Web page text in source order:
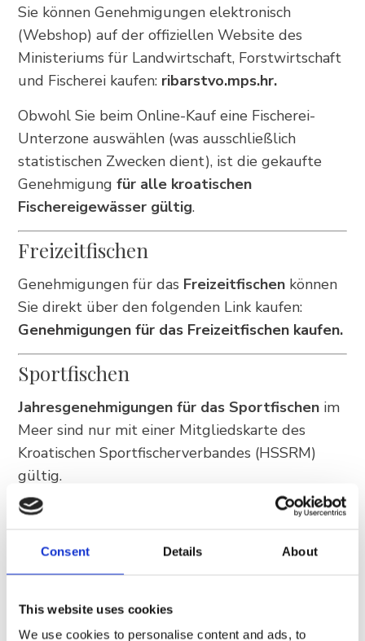
Consent Details About
This website uses cookies
We use cookies to personalise content and ads, to
Sie können Genehmigungen elektronisch
(Webshop) auf der offiziellen Website des
Ministeriums für Landwirtschaft, Forstwirtschaft
und Fischerei kaufen: ribarstvo.mps.hr.
Obwohl Sie beim Online-Kauf eine Fischerei-
Unterzone auswählen (was ausschließlich
statistischen Zwecken dient), ist die gekaufte
Genehmigungfür alle kroatischen
Fischereigewässer gültig.
Freizeitfischen
Genehmigungen für das Freizeitfischen können
Sie direkt über den folgenden Link kaufen:
Genehmigungen für das Freizeitfischen kaufen.
Sportfischen
Jahresgenehmigungen für das Sportfischen im
Meer sind nur mit einer Mitgliedskarte des
Kroatischen Sportfischerverbandes (HSSRM)
gültig.
Tages- und Mehrtagesgenehmigungen für das
ausländische Staatsangehörige gedacht. Wenn
Sie eine Mitgliedskarte Ihres nationalen
Sportfischerverbandes besitzen, müssen Sie
keine HSSRM-Mitgliedskarte kaufen.